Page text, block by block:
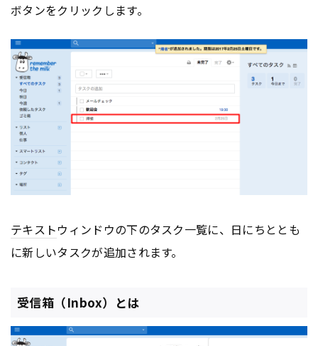
ボタンをクリックします。
テキストウィンドウの下のタスク一覧に、日にちととも
に新しいタスクが追加されます。
受信箱（Inbox）とは